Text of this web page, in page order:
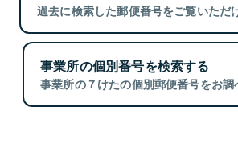
過去に検索した郵便番号をご覧いただ
事業所の個別番号を検索する
事業所の７けたの個別郵便番号をお調